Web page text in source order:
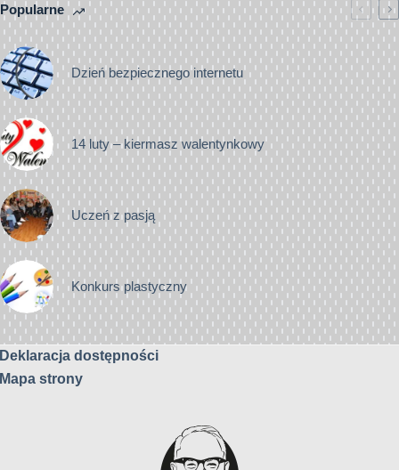
Popularne
Dzień bezpiecznego internetu
14 luty – kiermasz walentynkowy
Uczeń z pasją
Konkurs plastyczny
Deklaracja dostępności
Mapa strony